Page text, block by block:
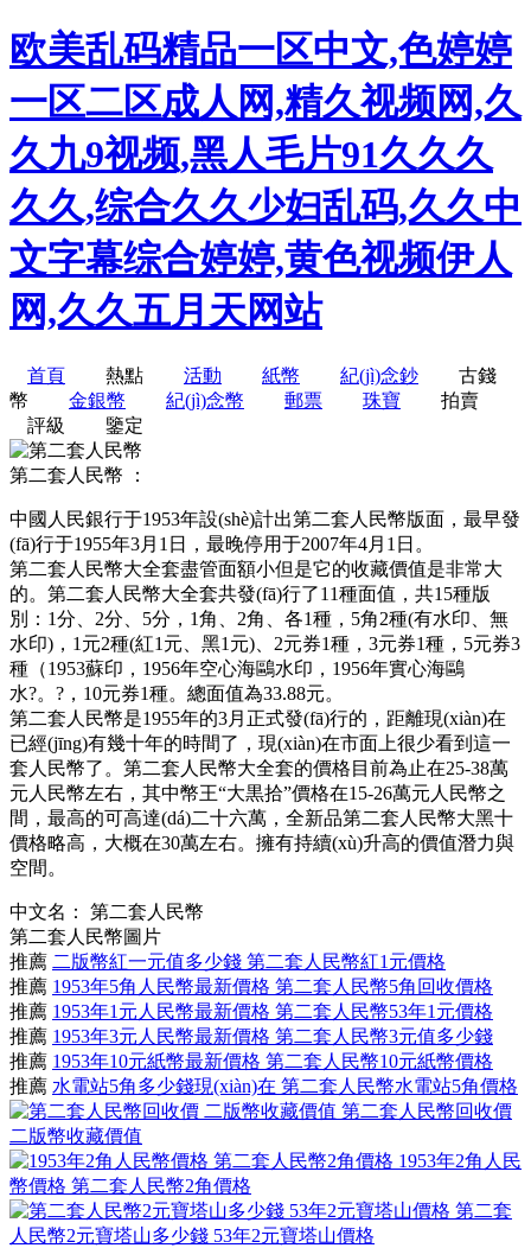
欧美乱码精品一区中文,色婷婷
一区二区成人网,精久视频网,久
久九9视频,黑人毛片91久久久
久久,综合久久少妇乱码,久久中
文字幕综合婷婷,黄色视频伊人
网,久久五月天网站
首頁 熱點 活動 紙幣 紀(jì)念鈔
古錢
幣
金銀幣 紀(jì)念幣 郵票 珠寶
拍賣
評級
鑒定
第二套人民幣 ：
中國人民銀行于1953年設(shè)計出第二套人民幣版面，最早發
(fā)行于1955年3月1日，最晚停用于2007年4月1日。
第二套人民幣大全套盡管面額小但是它的收藏價值是非常大
的。第二套人民幣大全套共發(fā)行了11種面值，共15種版
別：1分、2分、5分，1角、2角、各1種，5角2種(有水印、無
水印)，1元2種(紅1元、黑1元)、2元券1種，3元券1種，5元券3
種（1953蘇印，1956年空心海鷗水印，1956年實心海鷗
水?。?，10元券1種。總面值為33.88元。
第二套人民幣是1955年的3月正式發(fā)行的，距離現(xiàn)在
已經(jīng)有幾十年的時間了，現(xiàn)在市面上很少看到這一
套人民幣了。第二套人民幣大全套的價格目前為止在25-38萬
元人民幣左右，其中幣王“大黒拾”價格在15-26萬元人民幣之
間，最高的可高達(dá)二十六萬，全新品第二套人民幣大黑十
價格略高，大概在30萬左右。擁有持續(xù)升高的價值潛力與
空間。
中文名：
第二套人民幣
第二套人民幣圖片
推薦 二版幣紅一元值多少錢 第二套人民幣紅1元價格
推薦 1953年5角人民幣最新價格 第二套人民幣5角回收價格
推薦 1953年1元人民幣最新價格 第二套人民幣53年1元價格
推薦 1953年3元人民幣最新價格 第二套人民幣3元值多少錢
推薦 1953年10元紙幣最新價格 第二套人民幣10元紙幣價格
推薦 水電站5角多少錢現(xiàn)在 第二套人民幣水電站5角價格
第二套人民幣回收價
二版幣收藏價值
1953年2角人民
幣價格 第二套人民幣2角價格
第二套
人民幣2元寶塔山多少錢 53年2元寶塔山價格